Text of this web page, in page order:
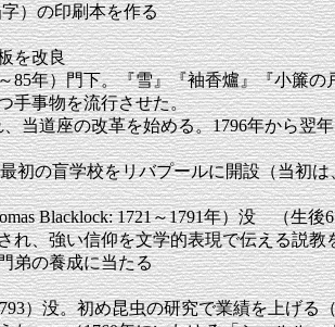
）の印刷本を作る
を改良
年）門下。『雪』『袖香爐』『小簾
手事物を流行させた。
道座の改革を始める。1796年から翌
初の盲学校をリバプールに開設（当初
Blacklock: 1721～1791年）没 （生
れ、強い信仰を文学的表現で伝える説教
弟の養成に当たる
）没。初め昆虫の研究で業績を上げ